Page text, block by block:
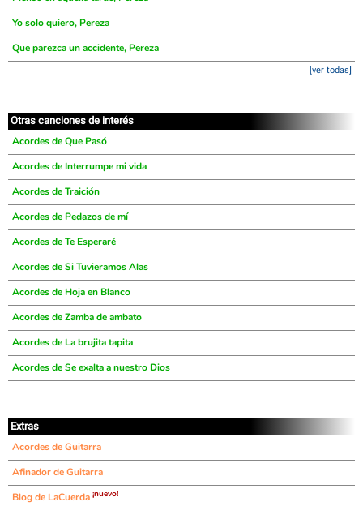
Yo solo quiero, Pereza
Que parezca un accidente, Pereza
[ver todas]
Otras canciones de interés
Acordes de Que Pasó
Acordes de Interrumpe mi vida
Acordes de Traición
Acordes de Pedazos de mí
Acordes de Te Esperaré
Acordes de Si Tuvieramos Alas
Acordes de Hoja en Blanco
Acordes de Zamba de ambato
Acordes de La brujita tapita
Acordes de Se exalta a nuestro Dios
Extras
Acordes de Guitarra
Afinador de Guitarra
Blog de LaCuerda ¡nuevo!